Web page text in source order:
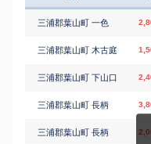
三浦郡葉山町 堀内
三浦郡葉山町 一色
三浦郡葉山町 木古庭
三浦郡葉山町 下山口
三浦郡葉山町 長柄
三浦郡葉山町 長柄